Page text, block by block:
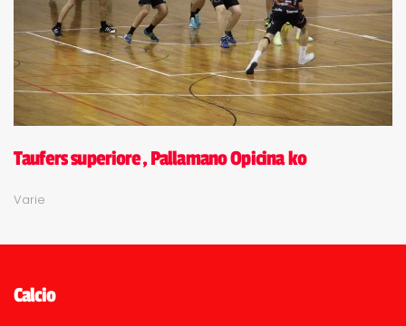
Taufers superiore, Pallamano Opicina ko
Varie
Calcio